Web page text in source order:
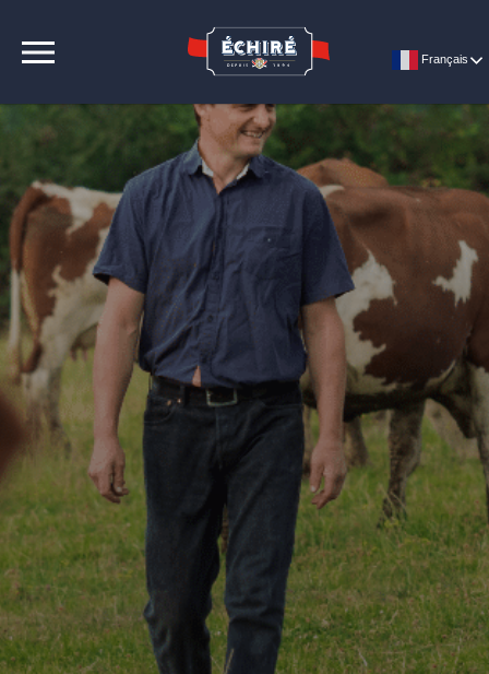
Français
CONTACT